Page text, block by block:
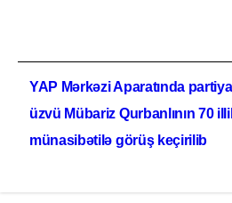
Yazı
naviqasiyası
YAP Mərkəzi Aparatında
üzvü Mübariz Qurbanlının 70
münasibətilə görüş keçirilib